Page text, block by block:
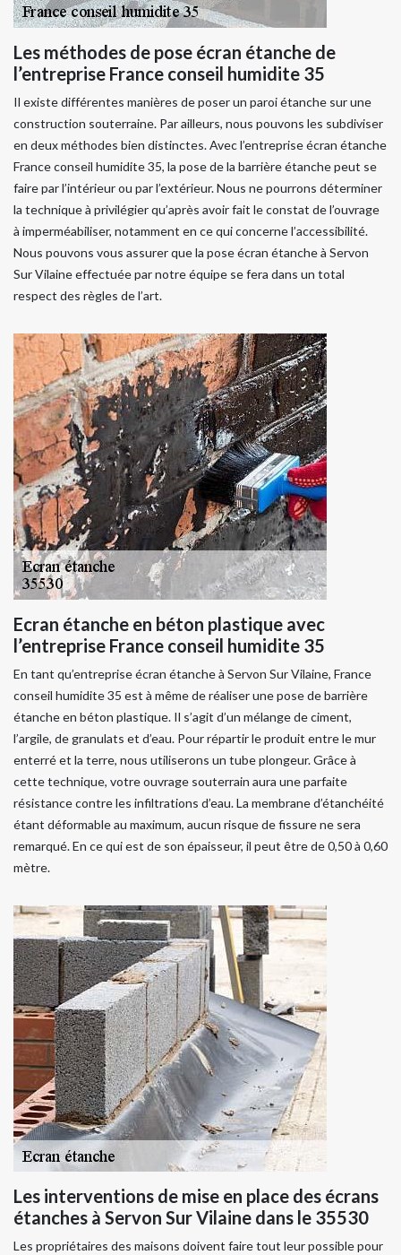
Les méthodes de pose écran étanche de
l’entreprise France conseil humidite 35
Il existe différentes manières de poser un paroi étanche sur une
construction souterraine. Par ailleurs, nous pouvons les subdiviser
en deux méthodes bien distinctes. Avec l’entreprise écran étanche
France conseil humidite 35, la pose de la barrière étanche peut se
faire par l’intérieur ou par l’extérieur. Nous ne pourrons déterminer
la technique à privilégier qu’après avoir fait le constat de l’ouvrage
à imperméabiliser, notamment en ce qui concerne l’accessibilité.
Nous pouvons vous assurer que la pose écran étanche à Servon
Sur Vilaine effectuée par notre équipe se fera dans un total
respect des règles de l’art.
Ecran étanche en béton plastique avec
l’entreprise France conseil humidite 35
En tant qu’entreprise écran étanche à Servon Sur Vilaine, France
conseil humidite 35 est à même de réaliser une pose de barrière
étanche en béton plastique. Il s’agit d’un mélange de ciment,
l’argile, de granulats et d’eau. Pour répartir le produit entre le mur
enterré et la terre, nous utiliserons un tube plongeur. Grâce à
cette technique, votre ouvrage souterrain aura une parfaite
résistance contre les infiltrations d’eau. La membrane d’étanchéité
étant déformable au maximum, aucun risque de fissure ne sera
remarqué. En ce qui est de son épaisseur, il peut être de 0,50 à 0,60
mètre.
Les interventions de mise en place des écrans
étanches à Servon Sur Vilaine dans le 35530
Les propriétaires des maisons doivent faire tout leur possible pour